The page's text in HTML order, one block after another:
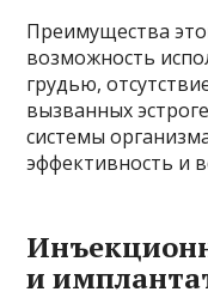
Преимущества
возможность
грудью,
вызванных
системы
эффективность и
и